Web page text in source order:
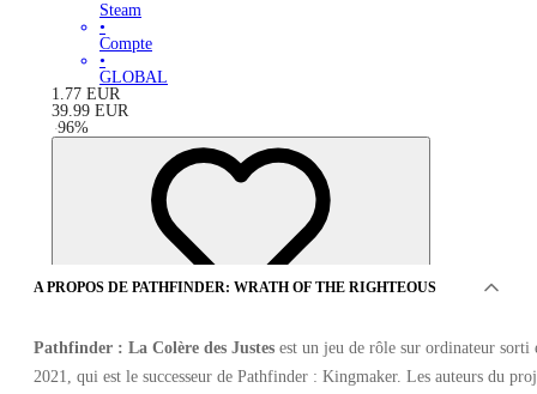
Steam
•
Compte
•
GLOBAL
1.77 EUR
39.99 EUR
-96%
A PROPOS DE PATHFINDER: WRATH OF THE RIGHTEOUS
Pathfinder : La Colère des Justes est un jeu de rôle sur ordinateur sorti
2021, qui est le successeur de Pathfinder : Kingmaker. Les auteurs du